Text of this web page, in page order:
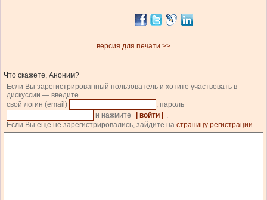
версия для печати >>
Что скажете, Аноним?
Если Вы зарегистрированный пользователь и хотите участвовать в
дискуссии — введите
свой логин (email)
, пароль
и нажмите
| войти |
.
Если Вы еще не зарегистрировались, зайдите на страницу регистрации.